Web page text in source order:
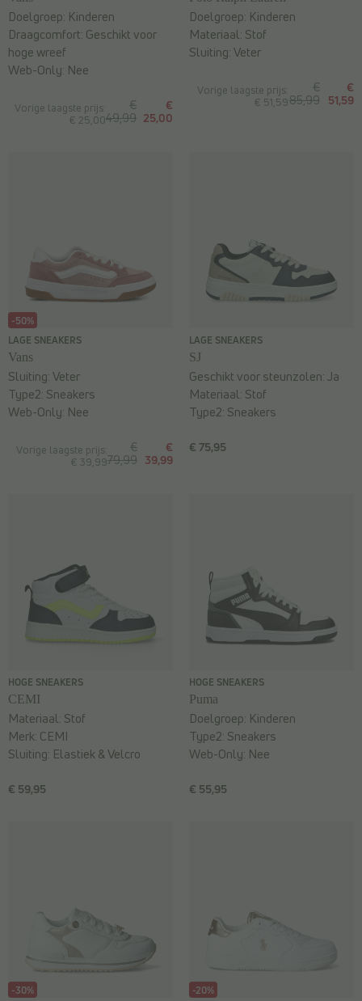
Vorige laagste prijs:
€ 25,00
€
49,99
€
25,00
Doelgroep: Kinderen
Draagcomfort: Geschikt voor
hoge wreef
Web-Only: Nee
Vorige laagste prijs:
€ 51,59
€
85,99
€
51,59
Doelgroep: Kinderen
Materiaal: Stof
Sluiting:Veter
-50%
LAGE SNEAKERS
Vans
Vorige laagste prijs:
€ 39,99
€
79,99
€
39,99
Sluiting:Veter
Type2: Sneakers
Web-Only: Nee
LAGE SNEAKERS
SJ
€ 75,95
Geschikt voor steunzolen:Ja
Materiaal: Stof
Type2: Sneakers
HOGE SNEAKERS
CEMI
€ 59,95
Materiaal: Stof
Merk: CEMI
Sluiting: Elastiek & Velcro
HOGE SNEAKERS
Puma
€ 55,95
Doelgroep: Kinderen
Type2: Sneakers
Web-Only: Nee
-30%
-20%